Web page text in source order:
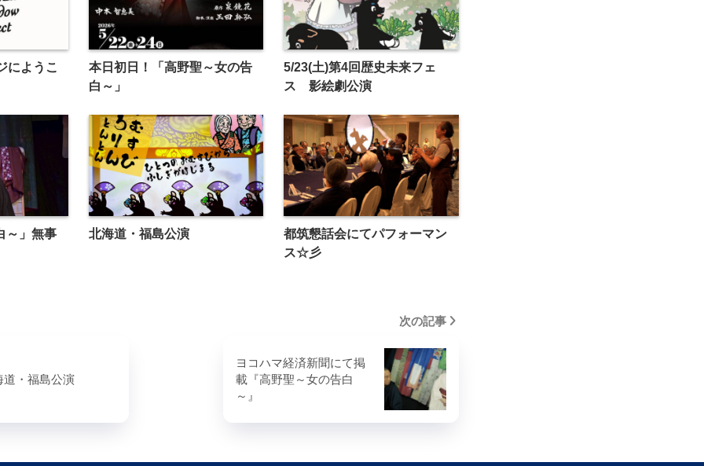
にようこ
本日初日！「高野聖～女の告
白～」
5/23(土)第4回歴史未来フェ
ス 影絵劇公演
～」無事 北海道・福島公演
都筑懇話会にてパフォーマン
ス☆彡
道・福島公演
次の記事
ヨコハマ経済新聞にて掲
載『高野聖～女の告白
～』